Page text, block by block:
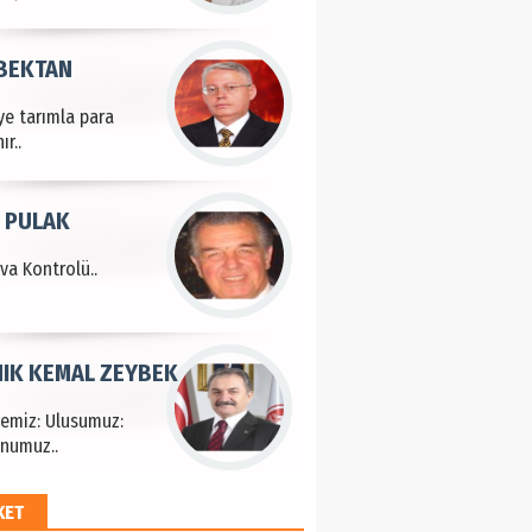
tarımla para
Kontrolü..
PULAK
Ulusumuz:
KEMAL ZEYBEK
HAYRİ PEKER